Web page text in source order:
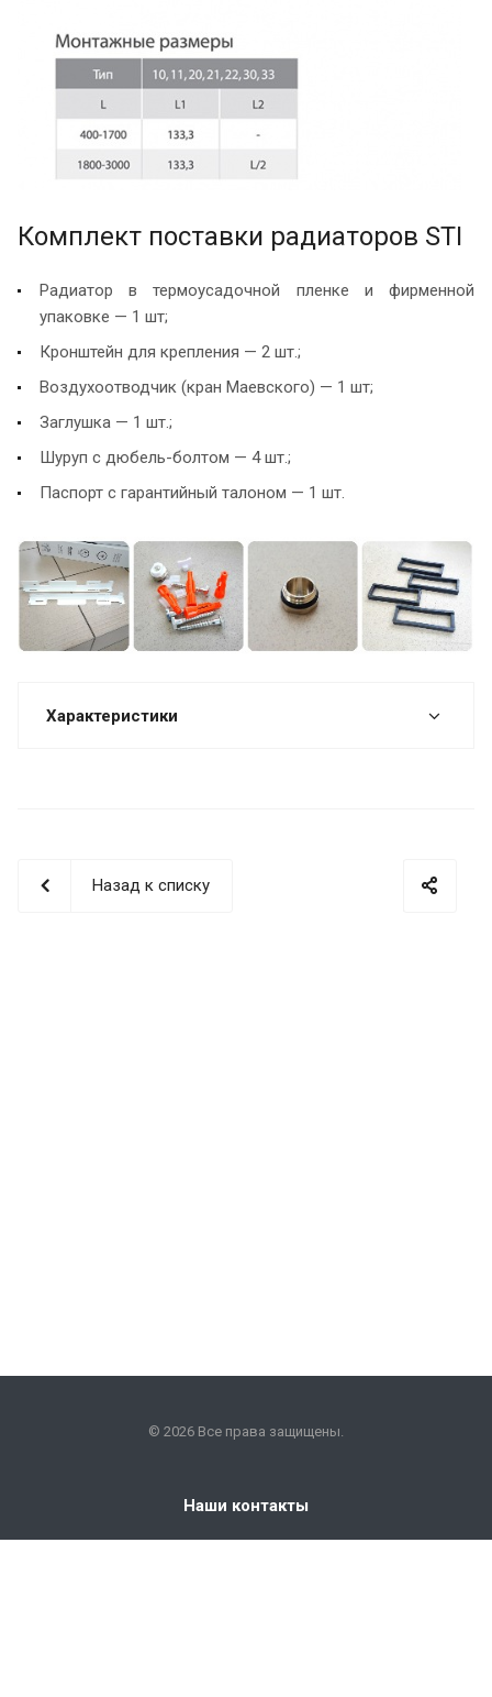
Комплект поставки радиаторов STI
Радиатор в термоусадочной пленке и фирменной
упаковке — 1 шт;
Кронштейн для крепления — 2 шт.;
Воздухоотводчик (кран Маевского) — 1 шт;
Заглушка — 1 шт.;
Шуруп с дюбель-болтом — 4 шт.;
Паспорт с гарантийный талоном — 1 шт.
Характеристики
Назад к списку
© 2026 Все права защищены.
Наши контакты